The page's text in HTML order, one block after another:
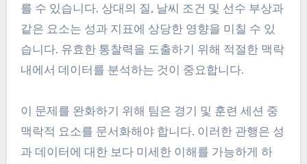
를 수 있습니다. 상대의 질, 날씨 조건 및 선수 부상과
같은 요소는 성과 지표에 상당한 영향을 미칠 수 있
습니다. 유효한 통찰력을 도출하기 위해 적절한 맥락
내에서 데이터를 분석하는 것이 중요합니다.
이 문제를 완화하기 위해 팀은 경기 및 훈련 세션 중
맥락적 요소를 문서화해야 합니다. 이러한 관행은 성
과 데이터에 대한 보다 미세한 이해를 가능하게 하